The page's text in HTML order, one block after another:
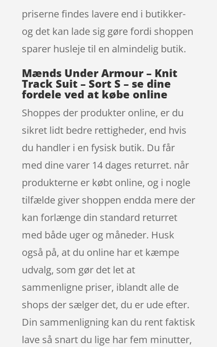
priserne findes lavere end i butikker-
og det kan lade sig gøre fordi shoppen
sparer husleje til en almindelig butik.
Mænds Under Armour – Knit
Track Suit – Sort S – se dine
fordele ved at købe online
Shoppes der produkter online, er du
sikret lidt bedre rettigheder, end hvis
du handler i en fysisk butik. Du får
med dine varer 14 dages returret. når
produkterne er købt online, og i nogle
tilfælde giver shoppen endda mere der
kan forlænge din standard returret
med både uger og måneder. Husk
også på, at du online har et kæmpe
udvalg, som gør det let at
sammenligne priser, iblandt alle de
shops der sælger det, du er ude efter.
Din sammenligning kan du rent faktisk
lave så snart du lige har fem minutter,